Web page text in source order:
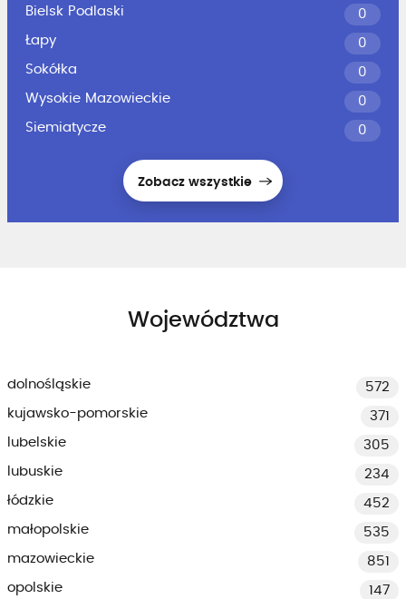
Bielsk Podlaski
0
Łapy
0
Sokółka
0
Wysokie Mazowieckie
0
Siemiatycze
0
Zobacz wszystkie
Województwa
dolnośląskie
572
kujawsko-pomorskie
371
lubelskie
305
lubuskie
234
łódzkie
452
małopolskie
535
mazowieckie
851
opolskie
147